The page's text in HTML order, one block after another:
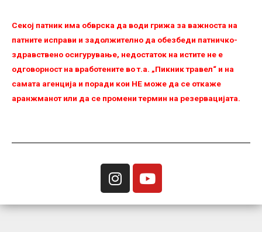
Секој патник има обврска да води грижа за важноста на
патните исправи и задолжително да обезбеди патничко-
здравствено осигурување, недостаток на истите не е
одговорност на вработените во т.а. „Пикник травел“ и на
самата агенција и поради кои НЕ можe да се откаже
аранжманот или да се промени термин на резервацијата.